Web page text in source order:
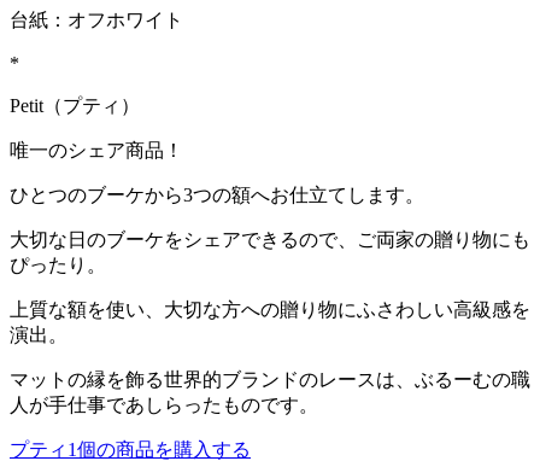
台紙：オフホワイト
*
Petit（プティ）
唯一のシェア商品！
ひとつのブーケから3つの額へお仕立てします。
大切な日のブーケをシェアできるので、ご両家の贈り物にも
ぴったり。
上質な額を使い、大切な方への贈り物にふさわしい高級感を
演出。
マットの縁を飾る世界的ブランドのレースは、ぶるーむの職
人が手仕事であしらったものです。
プティ1個の商品を購入する